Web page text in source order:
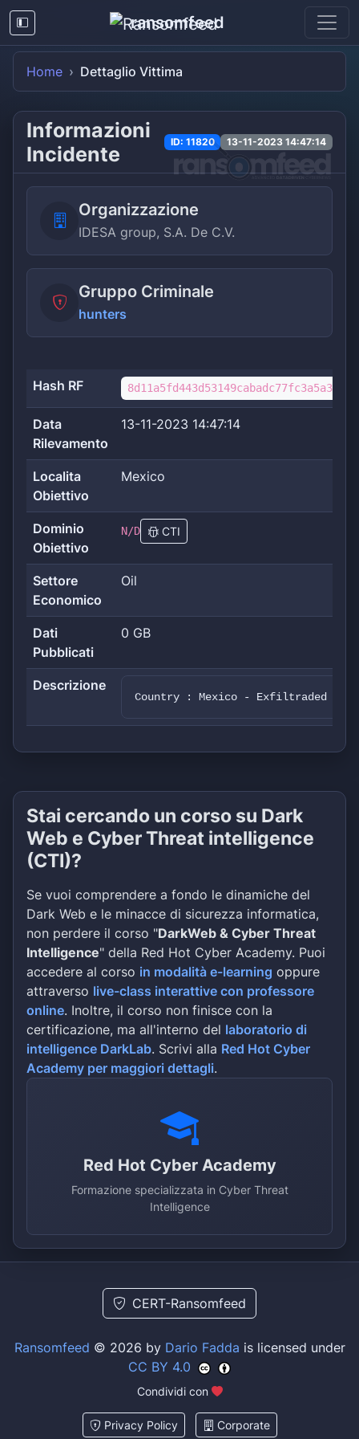
ransomfeed
Home Dettaglio Vittima
Informazioni
Incidente
ID: 11820 13-11-2023 14:47:14
Organizzazione
IDESA group, S.A. De C.V.
Gruppo Criminale
hunters
Hash RF
Data
Rilevamento
13-11-2023 14:47:14
Localita
Obiettivo
Mexico
Dominio
Obiettivo
N/D CTI
Settore
Economico
Oil
Dati
Pubblicati
0 GB
Descrizione
Country : Mexico - Exfiltraded
Stai cercando un corso su Dark
Web e Cyber Threat intelligence
(CTI)?
Se vuoi comprendere a fondo le dinamiche del
Dark Web e le minacce di sicurezza informatica,
non perdere il corso "DarkWeb & Cyber Threat
Intelligence" della Red Hot Cyber Academy. Puoi
accedere al corso in modalità e-learning oppure
attraverso live-class interattive con professore
online. Inoltre, il corso non finisce con la
certificazione, ma all'interno del laboratorio di
intelligence DarkLab. Scrivi alla Red Hot Cyber
Academy per maggiori dettagli.
Red Hot Cyber Academy
Formazione specializzata in Cyber Threat
Intelligence
CERT-Ransomfeed
Ransomfeed © 2026 by Dario Fadda is licensed under
CC BY 4.0
Condividi con
Privacy Policy Corporate